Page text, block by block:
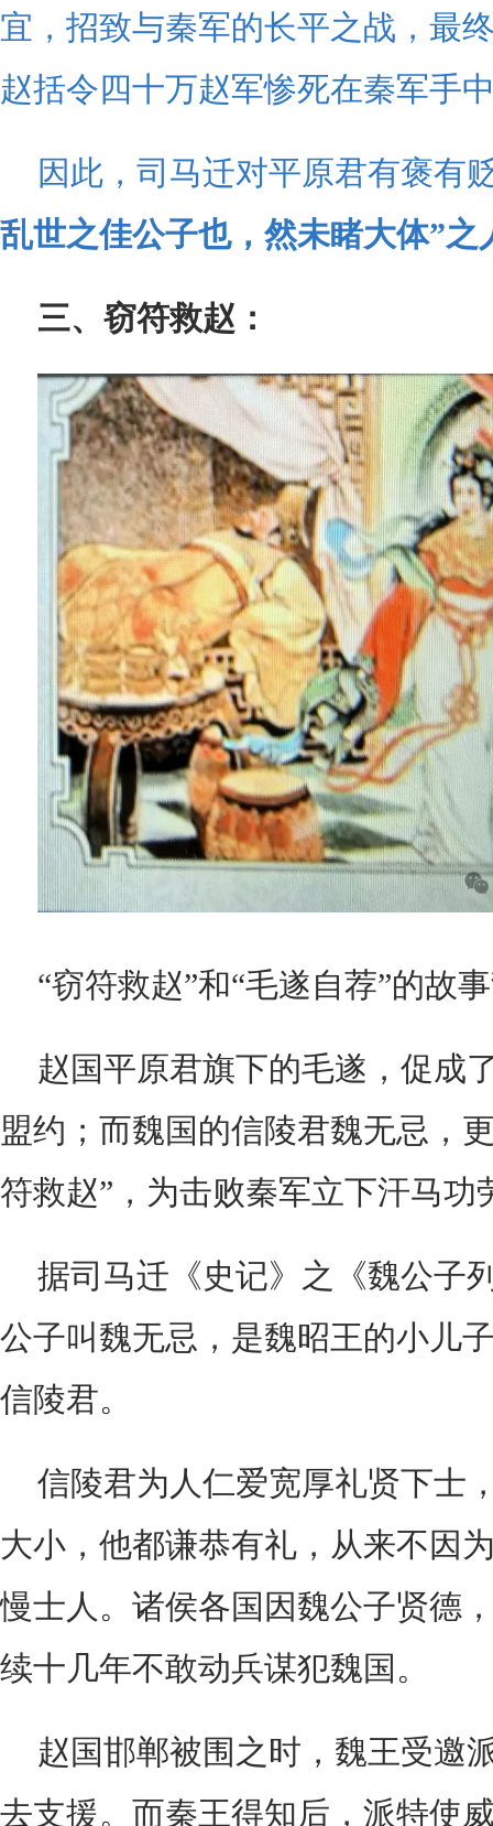
宜，招致与秦军的长平之战，最
赵括令四十万赵军惨死在秦军手
因此，司马迁对平原君有褒有
乱世之佳公子也，然未睹大体”之
三、窃符救赵：
“窃符救赵”和“毛遂自荐”的故
赵国平原君旗下的毛遂，促成
盟约；而魏国的信陵君魏无忌，
符救赵”，为击败秦军立下汗马功
据司马迁《史记》之《魏公子
公子叫魏无忌，是魏昭王的小儿
信陵君。
信陵君为人仁爱宽厚礼贤下士
大小，他都谦恭有礼，从来不因
慢士人。诸侯各国因魏公子贤德
续十几年不敢动兵谋犯魏国。
赵国邯郸被围之时，魏王受邀
去支援。而秦王得知后，派特使